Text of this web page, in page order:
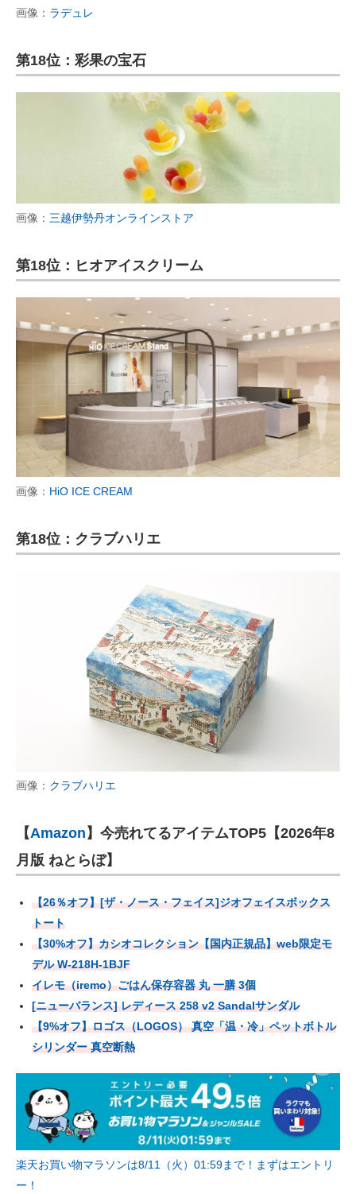
画像： ラデュレ
第18位：彩果の宝石
画像： 三越伊勢丹オンラインストア
第18位：ヒオアイスクリーム
画像： HiO ICE CREAM
第18位：クラブハリエ
画像： クラブハリエ
【Amazon 】今売れてるアイテムTOP5【2026年8
月版 ねとらぼ】
【26％オフ】[ザ・ノース・フェイス]ジオフェイスボックス
トート
【30%オフ】カシオコレクション【国内正規品】web限定モ
デル W-218H-1BJF
イレモ（iremo）ごはん保存容器 丸 一膳 3個
[ニューバランス] レディース 258 v2 Sandalサンダル
【9%オフ】ロゴス（LOGOS） 真空「温・冷」ペットボトル
シリンダー 真空断熱
楽天お買い物マラソンは8/11（火）01:59まで！まずはエントリ
ー！